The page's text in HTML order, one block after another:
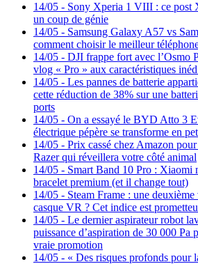
14/05 - Sony Xperia 1 VIII : ce post
un coup de génie
14/05 - Samsung Galaxy A57 vs
comment choisir le meilleur
14/05 - DJI frappe fort avec l’Osmo
vlog « Pro » aux caractéristiques
14/05 - Les pannes de batterie
cette réduction de 38% sur une
ports
14/05 - On a essayé le BYD Atto 3
électrique pépère se transforme en
14/05 - Prix cassé chez Amazon
Razer qui réveillera votre côté animal
14/05 - Smart Band 10 Pro : Xiaomi
bracelet premium (et il change tout)
14/05 - Steam Frame : une
casque VR ? Cet indice est
14/05 - Le dernier aspirateur robot
puissance d’aspiration de 30 000 Pa
vraie promotion
14/05 - « Des risques profonds pour